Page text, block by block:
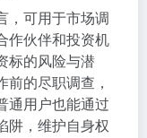
，可用于市场调
作伙伴和投资机
标的风险与潜
的尽职调查，
通用户也能通过
阱，维护自身权